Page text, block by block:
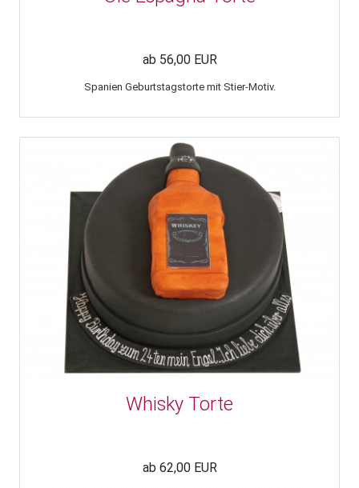
ab 56,00 EUR
Spanien Geburtstagstorte mit Stier-Motiv.
Whisky Torte
ab 62,00 EUR